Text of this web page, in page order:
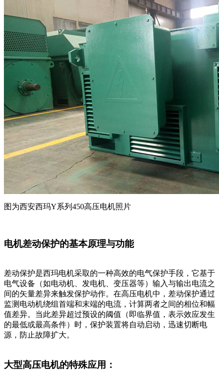
图为西安西玛Y系列450高压电机照片
电机差动保护的基本原理与功能
差动保护是西玛电机采取的一种高效的电气保护手段，它基于
电气设备（如电动机、发电机、变压器等）输入与输出电流之
间的矢量差异来触发保护动作。在高压电机中，差动保护通过
监测电动机绕组首端和末端的电流，计算两者之间的相位和幅
值差异。当此差异超过预设的阈值（即临界值，表示效应发生
的最低或最高条件）时，保护装置将自动启动，迅速切断电
源，防止故障扩大。
大型高压电机的特殊应用：